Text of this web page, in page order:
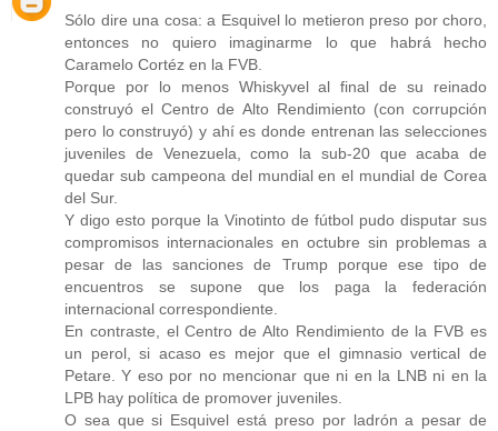
Sólo dire una cosa: a Esquivel lo metieron preso por choro,
entonces no quiero imaginarme lo que habrá hecho
Caramelo Cortéz en la FVB.
Porque por lo menos Whiskyvel al final de su reinado
construyó el Centro de Alto Rendimiento (con corrupción
pero lo construyó) y ahí es donde entrenan las selecciones
juveniles de Venezuela, como la sub-20 que acaba de
quedar sub campeona del mundial en el mundial de Corea
del Sur.
Y digo esto porque la Vinotinto de fútbol pudo disputar sus
compromisos internacionales en octubre sin problemas a
pesar de las sanciones de Trump porque ese tipo de
encuentros se supone que los paga la federación
internacional correspondiente.
En contraste, el Centro de Alto Rendimiento de la FVB es
un perol, si acaso es mejor que el gimnasio vertical de
Petare. Y eso por no mencionar que ni en la LNB ni en la
LPB hay política de promover juveniles.
O sea que si Esquivel está preso por ladrón a pesar de